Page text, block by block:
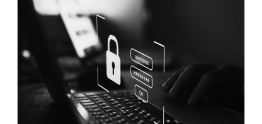
de l'utilisation des ressources, et de mettre en
place une approche fine et plus intelligente du